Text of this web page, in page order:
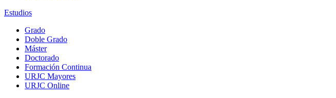
Estudios
Grado
Doble Grado
Máster
Doctorado
Formación Continua
URJC Mayores
URJC Online